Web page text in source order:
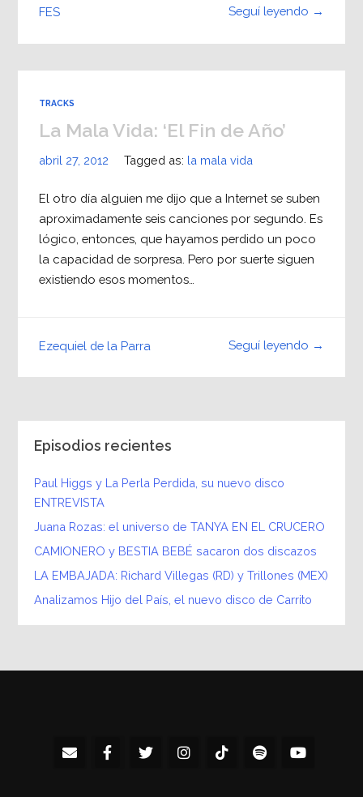
Seguí leyendo →
FES
TRACKS
La Mala Vida: ‘El Fin de Año’
abril 27, 2012 Tagged as: la mala vida
El otro día alguien me dijo que a Internet se suben
aproximadamente seis canciones por segundo. Es
lógico, entonces, que hayamos perdido un poco
la capacidad de sorpresa. Pero por suerte siguen
existiendo esos momentos…
Seguí leyendo →
Ezequiel de la Parra
Episodios recientes
Paul Higgs y La Perla Perdida, su nuevo disco
ENTREVISTA
Juana Rozas: el universo de TANYA EN EL CRUCERO
CAMIONERO y BESTIA BEBÉ sacaron dos discazos
LA EMBAJADA: Richard Villegas (RD) y Trillones (MEX)
Analizamos Hijo del País, el nuevo disco de Carrito